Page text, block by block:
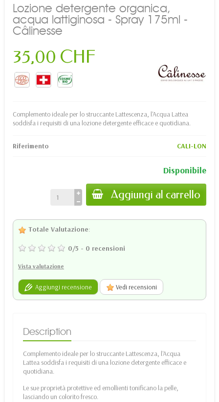
Lozione detergente organica,
acqua lattiginosa - Spray 175ml -
Câlinesse
35,00 CHF
Complemento ideale per lo struccante Lattescenza, l'Acqua Lattea
soddisfa i requisiti di una lozione detergente efficace e quotidiana.
Riferimento CALI-LON
Disponibile
Aggiungi al carrello
Totale Valutazione:
0/5 - 0 recensioni
Vista valutazione
Aggiungi recensione Vedi recensioni
Description
Complemento ideale per lo struccante Lattescenza, l'Acqua
Lattea soddisfa i requisiti di una lozione detergente efficace e
quotidiana.
Le sue proprietà protettive ed emollienti tonificano la pelle,
lasciando un colorito fresco.